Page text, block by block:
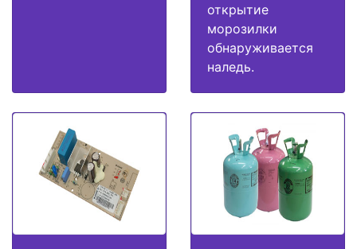
открытие
морозилки
обнаруживается
наледь.